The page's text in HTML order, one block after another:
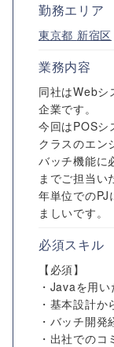
勤務エリア
東京都 新宿区
業務内容
同社はWebシ
企業です。
今回はPOSシ
クラスのエン
バッチ機能に
までご担当い
年単位でのPJ
ましいです。
必須スキル
【必須】
・Javaを用
・基本設計
・バッチ開発
・出社での